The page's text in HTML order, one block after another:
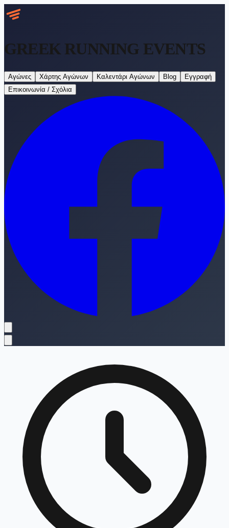
GREEK RUNNING EVENTS
Αγώνες Χάρτης Αγώνων Καλεντάρι Αγώνων Blog
Εγγραφή
Επικοινωνία / Σχόλια